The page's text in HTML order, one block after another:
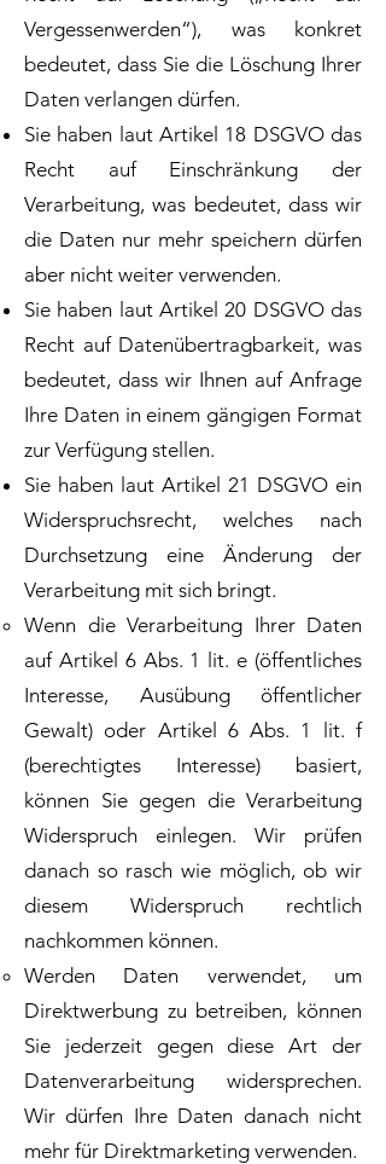
Vergessenwerden“), was konkret
bedeutet, dass Sie die Löschung Ihrer
Daten verlangen dürfen.
Sie haben laut Artikel 18 DSGVO das
Recht auf Einschränkung der
Verarbeitung, was bedeutet, dass wir
die Daten nur mehr speichern dürfen
aber nicht weiter verwenden.
Sie haben laut Artikel 20 DSGVO das
Recht auf Datenübertragbarkeit, was
bedeutet, dass wir Ihnen auf Anfrage
Ihre Daten in einem gängigen Format
zur Verfügung stellen.
Sie haben laut Artikel 21 DSGVO ein
Widerspruchsrecht, welches nach
Durchsetzung eine Änderung der
Verarbeitung mit sich bringt.
Wenn die Verarbeitung Ihrer Daten
auf Artikel 6 Abs. 1 lit. e (öffentliches
Interesse, Ausübung öffentlicher
Gewalt) oder Artikel 6 Abs. 1 lit. f
(berechtigtes Interesse) basiert,
können Sie gegen die Verarbeitung
Widerspruch einlegen. Wir prüfen
danach so rasch wie möglich, ob wir
diesem Widerspruch rechtlich
nachkommen können.
Werden Daten verwendet, um
Direktwerbung zu betreiben, können
Sie jederzeit gegen diese Art der
Datenverarbeitung widersprechen.
Wir dürfen Ihre Daten danach nicht
mehr für Direktmarketing verwenden.